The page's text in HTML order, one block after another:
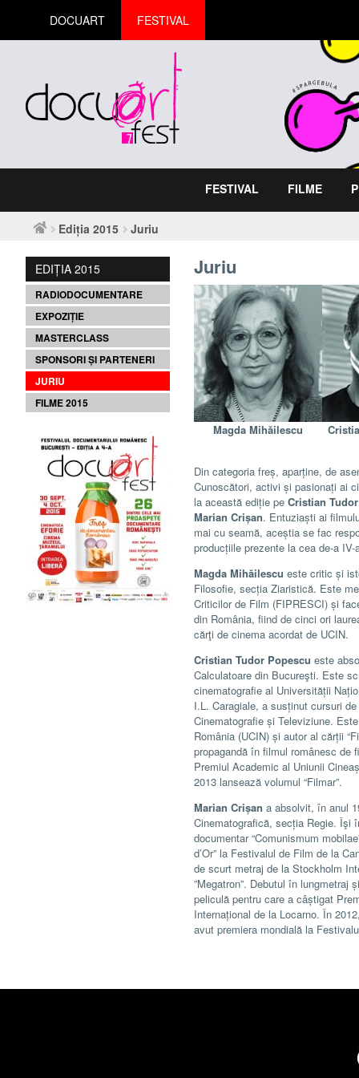
DOCUART FESTIVAL
FESTIVAL FILME
Ediția 2015 Juriu
EDIȚIA 2015
RADIODOCUMENTARE
EXPOZIȚIE
MASTERCLASS
SPONSORI ȘI PARTENERI
JURIU
FILME 2015
Juriu
Magda Mihăilescu
Din categoria freș, aparține, de
Cunoscători, activi și pasionați ai
la această ediție pe Cristian
Marian Crișan. Entuziaști ai
mai cu seamă, aceștia se fac
producțiile prezente la cea de-a IV-
Magda Mihăilescu este critic și
Filosofie, secția Ziaristică. Este
Criticilor de Film (FIPRESCI) și
din România, fiind de cinci ori
cărţi de cinema acordat de UCIN.
Cristian Tudor Popescu este
Calculatoare din Bucureşti. Este
cinematografie al Universității
I.L. Caragiale, a susținut cursuri
Cinematografie și Televiziune.
România (UCIN) și autor al cărții
propagandă în filmul românesc de
Premiul Academic al Uniunii
2013 lansează volumul “Filmar”.
Marian Crișan a absolvit, în anul
Cinematografică, secția Regie. Îşi
documentar “Comunismum
d’Or” la Festivalul de Film de la
de scurt metraj de la Stockholm
”Megatron”. Debutul în lungmetraj
peliculă pentru care a câștigat
Internațional de la Locarno. În
avut premiera mondială la